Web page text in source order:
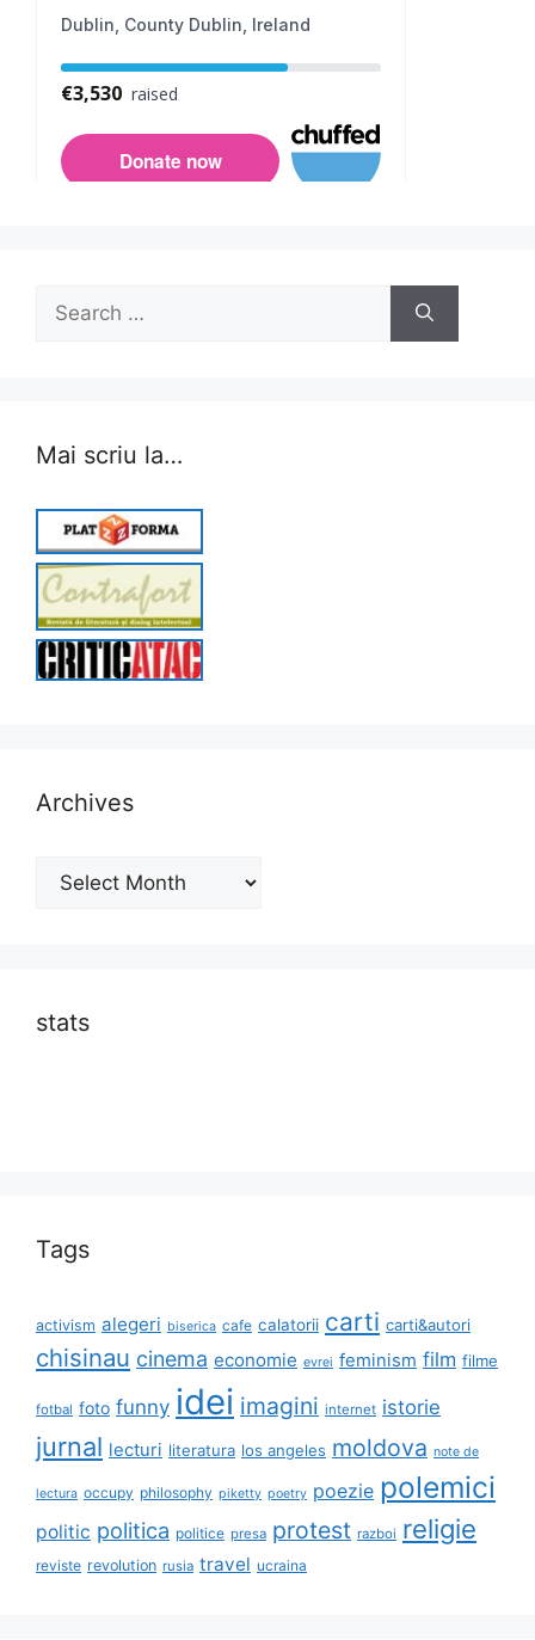
Search
for:
Mai scriu la…
Archives
Archives
stats
Tags
activism alegeri biserica cafe calatorii carti carti&autori
chisinau cinema economie evrei feminism film filme
fotbal foto funny idei imagini internet istorie
jurnal lecturi literatura los angeles moldova note de
lectura occupy philosophy piketty poetry poezie polemici
politic politica politice presa protest razboi religie
reviste revolution rusia travel ucraina